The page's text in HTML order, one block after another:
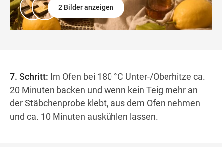
2 Bilder anzeigen
7. Schritt: Im Ofen bei 180 °C Unter-/Oberhitze ca.
20 Minuten backen und wenn kein Teig mehr an
der Stäbchenprobe klebt, aus dem Ofen nehmen
und ca. 10 Minuten auskühlen lassen.